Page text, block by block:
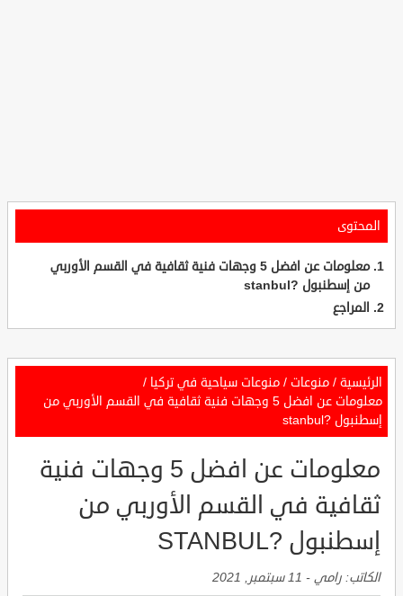
المحتوى
معلومات عن افضل 5 وجهات فنية ثقافية في القسم الأوربي
من إسطنبول ?stanbul
المراجع
الرئيسية / منوعات / منوعات سياحية في تركيا /
معلومات عن افضل 5 وجهات فنية ثقافية في القسم الأوربي من
إسطنبول ?stanbul
معلومات عن افضل 5 وجهات فنية
ثقافية في القسم الأوربي من
إسطنبول ?STANBUL
الكاتب: رامي - 11 سبتمبر, 2021